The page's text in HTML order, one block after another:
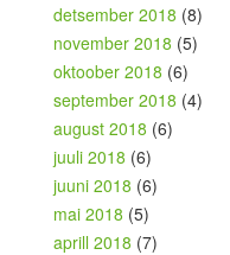
detsember 2018 (8)
november 2018 (5)
oktoober 2018 (6)
september 2018 (4)
august 2018 (6)
juuli 2018 (6)
juuni 2018 (6)
mai 2018 (5)
aprill 2018 (7)